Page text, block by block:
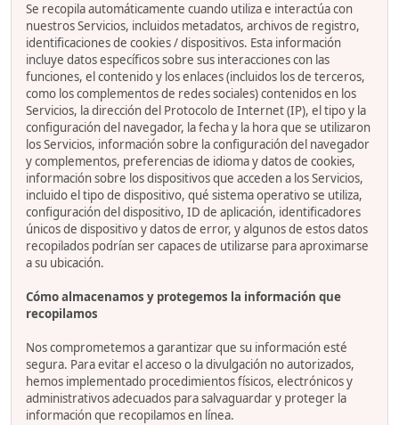
Se recopila automáticamente cuando utiliza e interactúa con
nuestros Servicios, incluidos metadatos, archivos de registro,
identificaciones de cookies / dispositivos. Esta información
incluye datos específicos sobre sus interacciones con las
funciones, el contenido y los enlaces (incluidos los de terceros,
como los complementos de redes sociales) contenidos en los
Servicios, la dirección del Protocolo de Internet (IP), el tipo y la
configuración del navegador, la fecha y la hora que se utilizaron
los Servicios, información sobre la configuración del navegador
y complementos, preferencias de idioma y datos de cookies,
información sobre los dispositivos que acceden a los Servicios,
incluido el tipo de dispositivo, qué sistema operativo se utiliza,
configuración del dispositivo, ID de aplicación, identificadores
únicos de dispositivo y datos de error, y algunos de estos datos
recopilados podrían ser capaces de utilizarse para aproximarse
a su ubicación.
Cómo almacenamos y protegemos la información que
recopilamos
Nos comprometemos a garantizar que su información esté
segura. Para evitar el acceso o la divulgación no autorizados,
hemos implementado procedimientos físicos, electrónicos y
administrativos adecuados para salvaguardar y proteger la
información que recopilamos en línea.